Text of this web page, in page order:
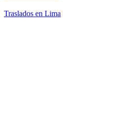
Traslados en Lima